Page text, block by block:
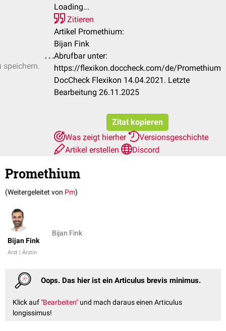
speichern.
Loading...
Zitieren
Artikel Promethium:
Bijan Fink
Abrufbar unter:
https://flexikon.doccheck.com/de/Promethium
DocCheck Flexikon 14.04.2021. Letzte
Bearbeitung 26.11.2025
Zitat kopieren
Was zeigt hierher
Versionsgeschichte
Artikel erstellen
Discord
Promethium
(Weitergeleitet von Pm)
Bijan Fink
Arzt | Ärztin
Bijan Fink
Oops. Das hier ist ein Articulus brevis minimus.
Klick auf "Bearbeiten" und mach daraus einen Articulus
longissimus!